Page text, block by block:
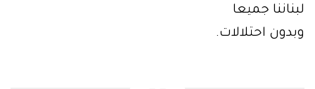
لبناننا جميعا
وبدون احتلالات.